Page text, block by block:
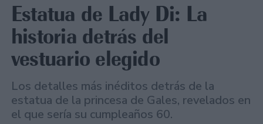
Estatua de Lady Di: La
historia detrás del
vestuario elegido
Los detalles más inéditos detrás de la
estatua de la princesa de Gales, revelados en
el que sería su cumpleaños 60.